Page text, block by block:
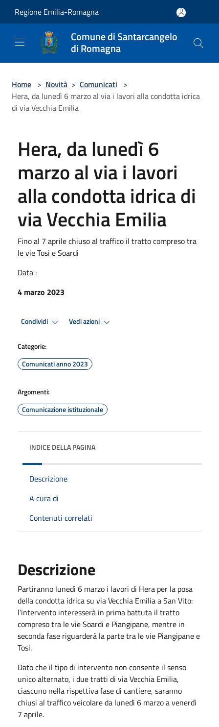
Regione Emilia-Romagna
Comune di Santarcangelo
di Romagna
Home > Novità > Comunicati >
Hera, da lunedì 6 marzo al via i lavori alla condotta idrica
di via Vecchia Emilia
Hera, da lunedì 6
marzo al via i lavori
alla condotta idrica di
via Vecchia Emilia
Fino al 7 aprile chiuso al traffico il tratto compreso tra
le vie Tosi e Soardi
Data :
4 marzo 2023
Condividi Vedi azioni
Categorie:
Comunicati anno 2023
Argomenti:
Comunicazione istituzionale
INDICE DELLA PAGINA
Descrizione
A cura di
Contenuti correlati
Descrizione
Partiranno lunedì 6 marzo i lavori di Hera per la posa
della condotta idrica su via Vecchia Emilia a San Vito:
l’intervento interesserà in prima battuta il tratto
compreso tra le vie Soardi e Piangipane, mentre in
seconda fase riguarderà la parte tra le vie Piangipane e
Tosi.
Dato che il tipo di intervento non consente il senso
unico alternato, i due tratti di via Vecchia Emilia,
ciascuno nella rispettiva fase di cantiere, saranno
chiusi al traffico veicolare da lunedì 6 marzo a venerdì
7 aprile.